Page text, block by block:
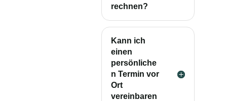
rechnen?
Kann ich
einen
persönliche
n Termin vor
Ort
vereinbaren